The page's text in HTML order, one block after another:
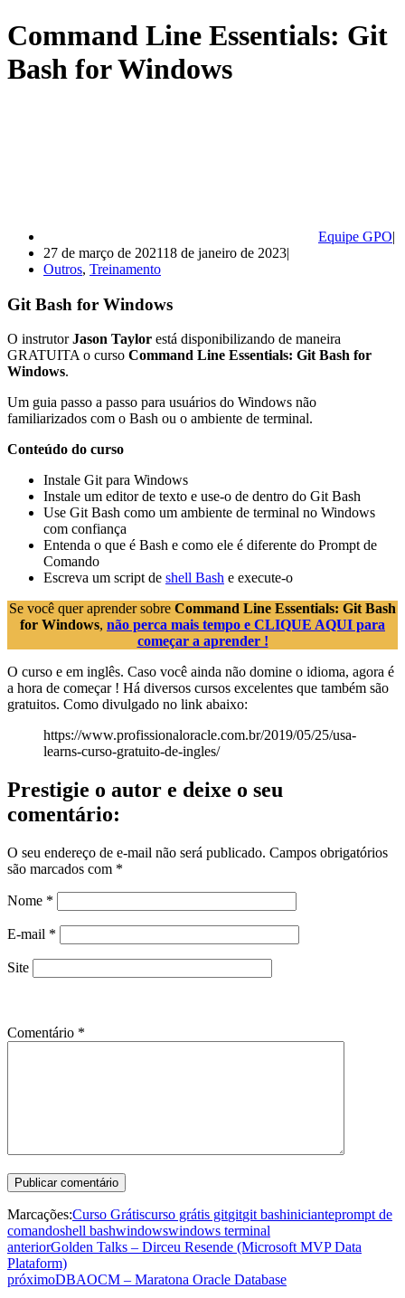
Command Line Essentials: Git
Bash for Windows
Equipe GPO
27 de março de 202118 de janeiro de 2023
Outros, Treinamento
Git Bash for Windows
O instrutorJason Taylor está disponibilizando de maneira
GRATUITA o curso Command Line Essentials: Git Bash for
Windows.
Um guia passo a passo para usuários do Windows não
familiarizados com o Bash ou o ambiente de terminal.
Conteúdo do curso
Instale Git para Windows
Instale um editor de texto e use-o de dentro do Git Bash
Use Git Bash como um ambiente de terminal no Windows
com confiança
Entenda o que é Bash e como ele é diferente do Prompt de
Comando
Escreva um script de shell Bash e execute-o
Se você quer aprender sobre Command Line Essentials: Git Bash
for Windows, não perca mais tempo e CLIQUE AQUI para
começar a aprender !
O curso e em inglês. Caso você ainda não domine o idioma, agora é
a hora de começar ! Há diversos cursos excelentes que também são
gratuitos. Como divulgado no link abaixo:
https://www.profissionaloracle.com.br/2019/05/25/usa-
learns-curso-gratuito-de-ingles/
Prestigie o autor e deixe o seu
comentário:
O seu endereço de e-mail não será publicado. Campos obrigatórios
são marcados com *
Nome *
E-mail *
Site
Comentário *
Marcações:Curso Grátiscurso grátis gitgitgit bashinicianteprompt de
comandoshell bashwindowswindows terminal
anteriorGolden Talks – Dirceu Resende (Microsoft MVP Data
Plataform)
próximoDBAOCM – Maratona Oracle Database